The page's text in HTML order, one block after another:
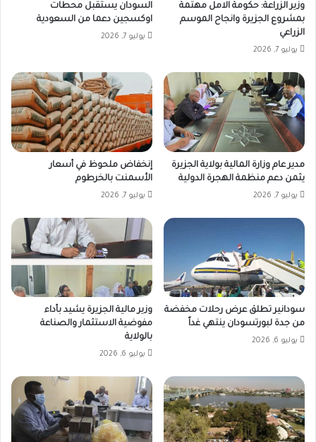
وزير الزراعة: حكومة الامل مهتمة
بمشروع الجزيرة وانجاح الموسم
الزراعي
يوليو 7, 2026
السودان يستقبل محطات
اوكسجين دعما من السعودية
يوليو 7, 2026
مدير عام وزارة المالية بولاية الجزيرة
يثمن دعم منظمة الهجرة الدولية
يوليو 7, 2026
إنخفاض ملحوظ في أسعار
الأسمنت بالخرطوم
يوليو 7, 2026
سودانير تطلق عرض رحلات مخفضة
من جدة لبورتسودان ينتهي غداً
يوليو 6, 2026
وزير مالية الجزيرة يشيد بأداء
مفوضية الاستثمار والصناعة
بالولاية
يوليو 6, 2026